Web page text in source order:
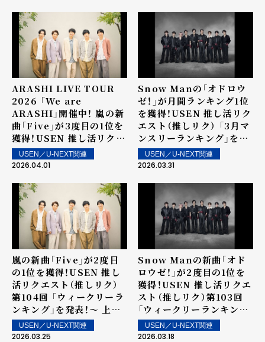
ーランキング」を発表！～
上位ランクイン楽曲は4月
18日（土）より街中・店内で
配信
11日（土）より街中・店内で
配信
ARASHI LIVE TOUR
2026 「We are
ARASHI」開催中！ 嵐の新
曲「Five」が3度目の1位を
獲得！USEN 推し活リクエ
スト（推しリク）第105回
「ウィークリーランキン
イン楽曲は4月4日（土）よ
り街中・店内で配信
USEN／U-NEXT関連
2026.04.01
Snow Manの「オドロウ
ゼ！」が月間ランキング1位
を獲得！USEN 推し活リク
エスト（推しリク） 「3月マ
ンスリーランキング」を発
表！USEN／U-NEXT関連
2026.03.31
嵐の新曲「Five」が2度目
の1位を獲得！USEN 推し
活リクエスト（推しリク）
第104回 「ウィークリーラ
ンキング」を発表！～ 上位
ランクイン楽曲は3月28日
（土）より街中・店内で配信
USEN／U-NEXT関連
2026.03.25
Snow Manの新曲「オド
ロウゼ！」が2度目の1位を
獲得！USEN 推し活リクエ
スト（推しリク）第103回
「ウィークリーランキン
グ」を発表！～ 上位ランク
イン楽曲は3月21日（土）よ
USEN／U-NEXT関連
2026.03.18